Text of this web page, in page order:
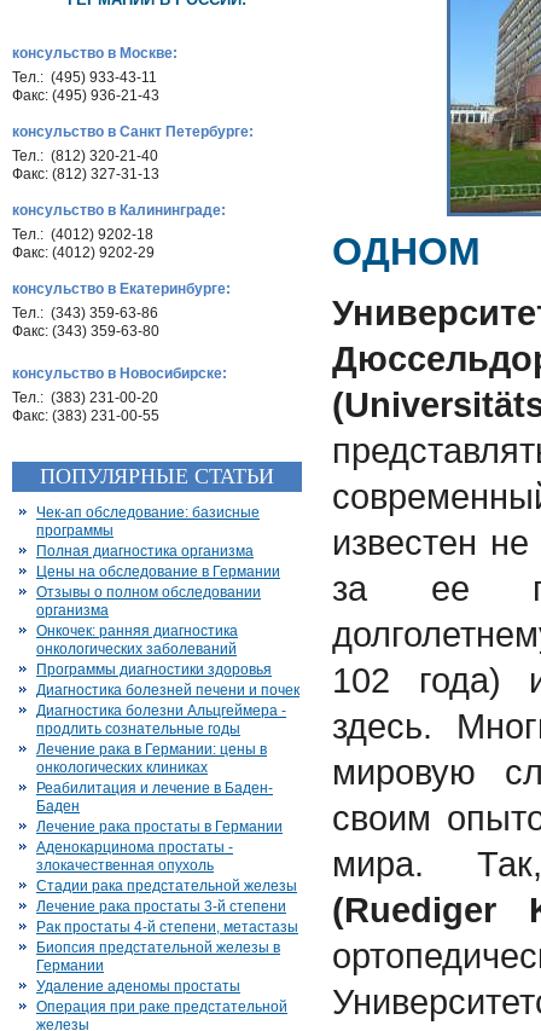
консульство в Москве:
Тел.: (495) 933-43-11
Факс: (495) 936-21-43
консульство в Санкт Петербурге:
Тел.: (812) 320-21-40
Факс: (812) 327-31-13
консульство в Калининграде:
Тел.: (4012) 9202-18
Факс: (4012) 9202-29
консульство в Екатеринбурге:
Тел.: (343) 359-63-86
Факс: (343) 359-63-80
консульство в Новосибирске:
Тел.: (383) 231-00-20
Факс: (383) 231-00-55
ПОПУЛЯРНЫЕ СТАТЬИ
Чек-ап обследование: базисные
программы
Полная диагностика организма
Цены на обследование в Германии
Отзывы о полном обследовании
организма
Онкочек: ранняя диагностика
онкологических заболеваний
Программы диагностики здоровья
Диагностика болезней печени и почек
Диагностика болезни Альцгеймера -
продлить сознательные годы
Лечение рака в Германии: цены в
онкологических клиниках
Реабилитация и лечение в Баден-
Баден
Лечение рака простаты в Германии
Аденокарцинома простаты -
злокачественная опухоль
Стадии рака предстательной железы
Лечение рака простаты 3-й степени
Рак простаты 4-й степени, метастазы
Биопсия предстательной железы в
Германии
Удаление аденомы простаты
Операция при раке предстательной
железы
ОДНОМ
(Universit
известен
за ее
102 года)
здесь.
мировую
своим
мира.
(Ruediger